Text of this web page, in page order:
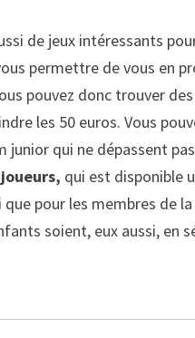
de jeux intéressants
permettre de vous en
pouvez donc trouver
les 50 euros. Vous
qui ne dépassent
qui est disponible
pour les membres de
soient, eux aussi, en